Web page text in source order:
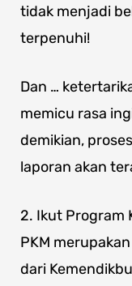
tidak menjadi
terpenuhi!
Dan …
memicu rasa
demikian,
laporan akan
2. Ikut Program
PKM
dari